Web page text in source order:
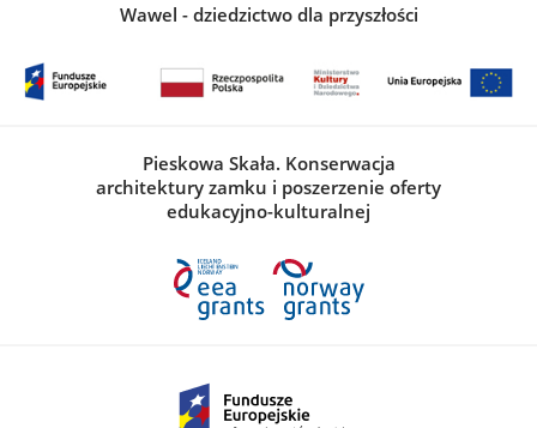
Wawel - dziedzictwo dla przyszłości
Pieskowa Skała. Konserwacja
architektury zamku i poszerzenie oferty
edukacyjno-kulturalnej